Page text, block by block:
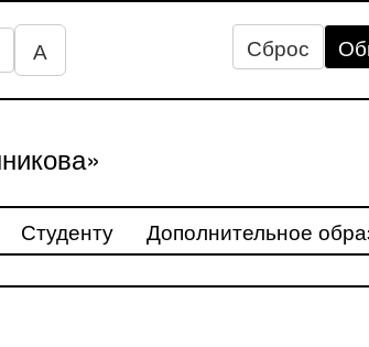
А Сброс
Студенту Дополнительное